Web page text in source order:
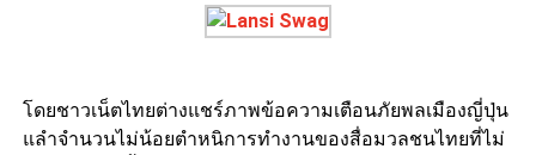
โดยชาวเน็ตไทยต่างแชร์ภาพข้อความเตือนภัยพลเมืองญี่ปุ่น
แลำจำนวนไม่น้อยตำหนิการทำงานของสื่อมวลชนไทยที่ไม่